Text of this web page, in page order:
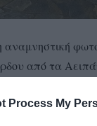
Process My
αναμνηστική
από τα
(φωτ. Εν Άνδρω).